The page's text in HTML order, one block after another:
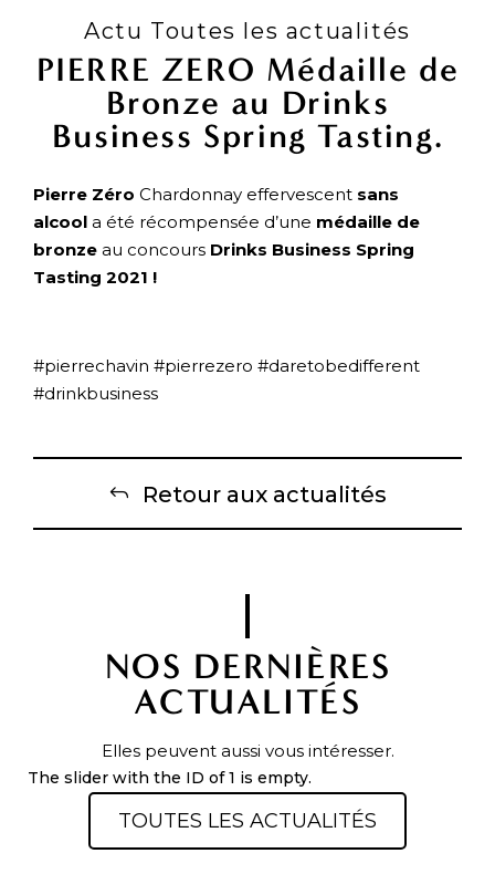
Actu Toutes les actualités
PIERRE ZERO Médaille de
Bronze au Drinks
Business Spring Tasting.
Pierre Zéro Chardonnay effervescent sans
alcool a été récompensée d’une médaille de
bronze au concours Drinks Business Spring
Tasting 2021 !
#pierrechavin #pierrezero #daretobedifferent
#drinkbusiness
Retour aux actualités
NOS DERNIÈRES
ACTUALITÉS
Elles peuvent aussi vous intéresser.
The slider with the ID of 1 is empty.
TOUTES LES ACTUALITÉS